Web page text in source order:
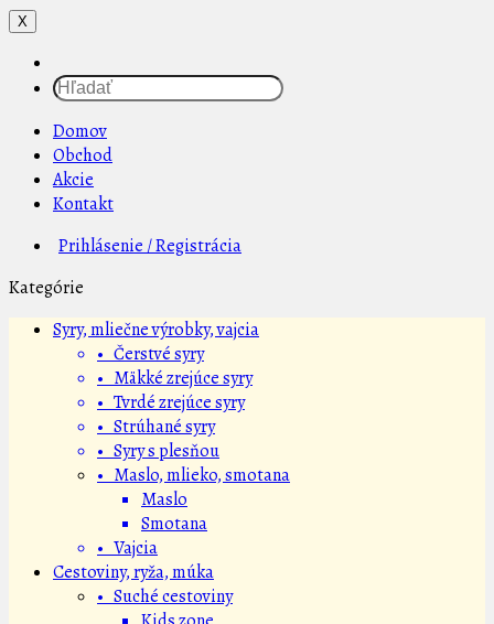
X
Domov
Obchod
Akcie
Kontakt
Prihlásenie / Registrácia
Kategórie
Syry, mliečne výrobky, vajcia
• Čerstvé syry
• Mäkké zrejúce syry
• Tvrdé zrejúce syry
• Strúhané syry
• Syry s plesňou
• Maslo, mlieko, smotana
Maslo
Smotana
• Vajcia
Cestoviny, ryža, múka
• Suché cestoviny